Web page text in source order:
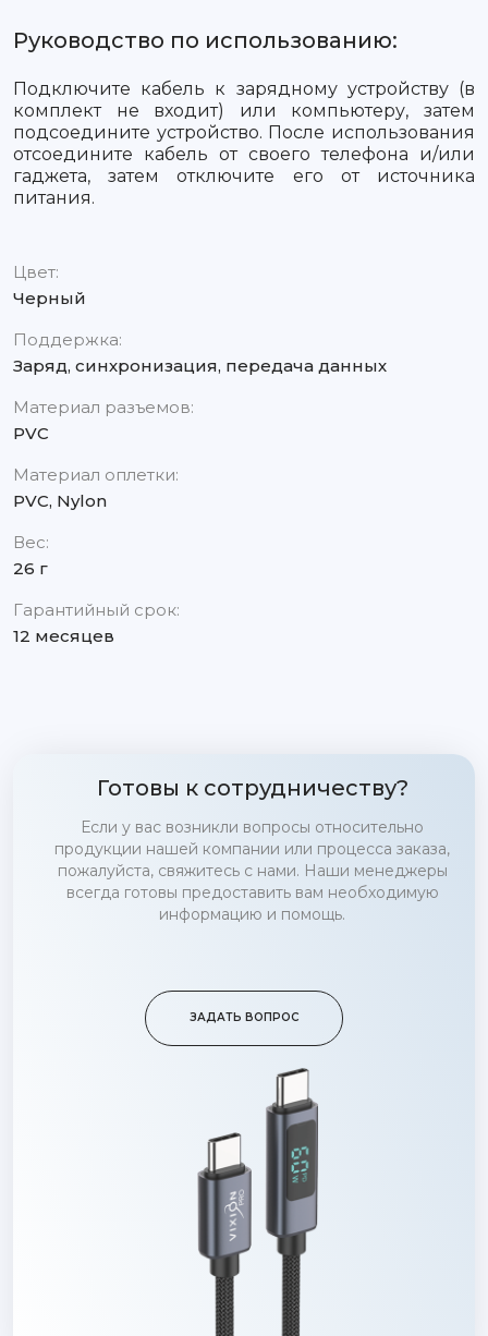
Руководство по использованию:
Подключите кабель к зарядному устройству (в
комплект не входит) или компьютеру, затем
подсоедините устройство. После использования
отсоедините кабель от своего телефона и/или
гаджета, затем отключите его от источника
питания.
Цвет:
Черный
Поддержка:
Заряд, синхронизация, передача данных
Материал разъемов:
PVC
Материал оплетки:
PVC, Nylon
Вес:
26 г
Гарантийный срок:
12 месяцев
Готовы к сотрудничеству?
Если у вас возникли вопросы относительно
продукции нашей компании или процесса заказа,
пожалуйста, свяжитесь с нами. Наши менеджеры
всегда готовы предоставить вам необходимую
информацию и помощь.
ЗАДАТЬ ВОПРОС